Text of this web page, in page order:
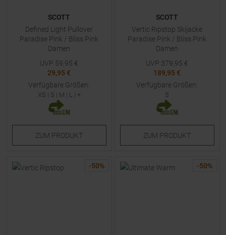
SCOTT
Defined Light Pullover
Paradise Pink / Bliss Pink
Damen
UVP 59,95 €
29,95 €
Verfügbare Größen:
XS | S | M | L | +
ZUM PRODUKT
SCOTT
Vertic Ripstop Skijacke
Paradise Pink / Bliss Pink
Damen
UVP 379,95 €
189,95 €
Verfügbare Größen:
S
ZUM PRODUKT
-50% -50%